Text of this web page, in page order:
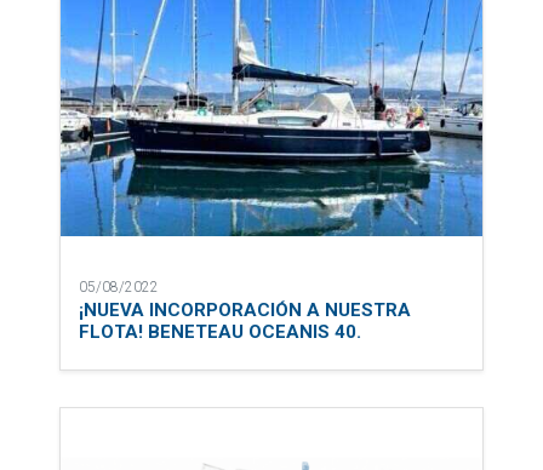
05/08/2022
¡NUEVA INCORPORACIÓN A NUESTRA
FLOTA! BENETEAU OCEANIS 40.